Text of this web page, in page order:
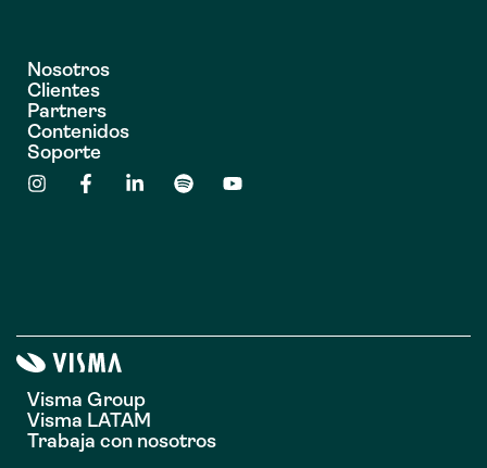
Nosotros
Clientes
Partners
Contenidos
Soporte
Visma Group
Visma LATAM
Trabaja con nosotros